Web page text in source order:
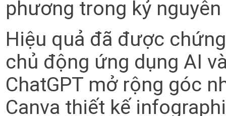
phương trong kỷ
Hiệu quả đã được
chủ động ứng dụng AI
ChatGPT mở rộng góc
Canva thiết kế